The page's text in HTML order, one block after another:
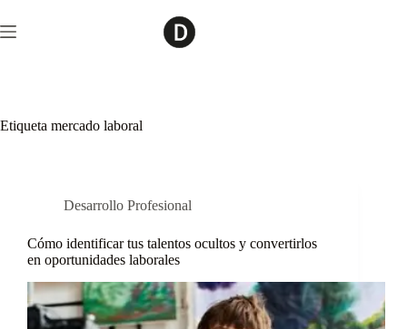
al
contenido
Etiqueta mercado laboral
Desarrollo Profesional
Cómo identificar tus talentos ocultos y convertirlos
en oportunidades laborales